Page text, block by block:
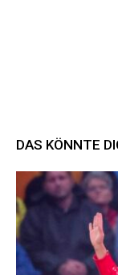
DAS KÖNNTE